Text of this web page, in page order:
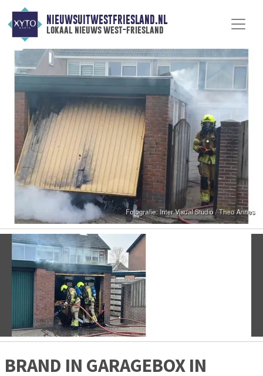
NIEUWSUITWESTFRIESLAND.NL
lokaal nieuws west-friesland
BRAND IN GARAGEBOX IN